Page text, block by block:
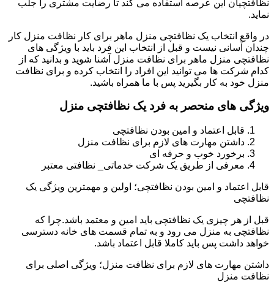
نظافتچیان این عرصه استفاده می کند تا رضایت مشتری را جلب
نماید.
در واقع انتخاب یک نظافتچی منزل ماهر برای کار نظافت منزل کار
چندان آسانی نیست و قبل از انتخاب این فرد باید با ویژگی های
نظافتچی منزل ماهر برای نظافت منزل آشنا شوید و بدانید که از
کدام شرکت ها می توانید این افراد را انتخاب کرده و برای نظافت
منزل خود به کار بگیرید پس با ما همراه باشید.
ویژگی های منحصر به فرد یک نظافتچی منزل
قابل اعتماد و امین بودن نظافتچی
داشتن مهارت های لازم برای نظافت منزل
برخورد خوب و حرفه ای
معرفی از طریق یک شرکت خدماتی_ نظافتی معتبر
قابل اعتماد و امین بودن نظافتچی؛ اولین و مهمترین ویژگی یک
نظافتچی
قبل از هر چیزی یک نظافتچی باید امین و معتمد باشد.چرا که
نظافتچی به منزل می رود و به تمام قسمت های خانه دسترسی
خواهد داشت پس باید کاملا قابل اعتماد باشد.
داشتن مهارت های لازم برای نظافت منزل؛ ویژگی اصلی برای
نظافت منزل